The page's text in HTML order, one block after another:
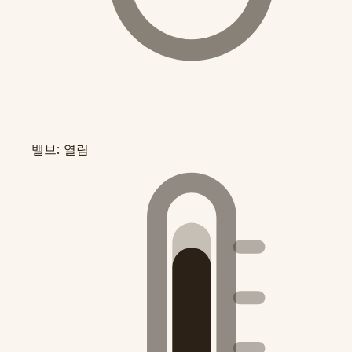
밸브: 열림